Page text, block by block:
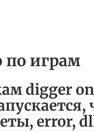
по играм
digger
error,